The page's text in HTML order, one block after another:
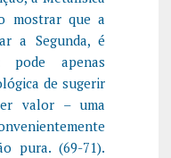
mostrar que a
a Segunda, é
pode apenas
de sugerir
valor – uma
pura. (69-71).